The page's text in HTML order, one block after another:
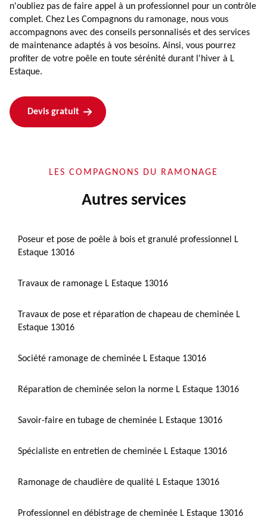
n'oubliez pas de faire appel à un professionnel pour un contrôle
complet. Chez Les Compagnons du ramonage, nous vous
accompagnons avec des conseils personnalisés et des services
de maintenance adaptés à vos besoins. Ainsi, vous pourrez
profiter de votre poêle en toute sérénité durant l'hiver à L
Estaque.
Devis gratuit
LES COMPAGNONS DU RAMONAGE
Autres services
Poseur et pose de poêle à bois et granulé professionnel L
Estaque 13016
Travaux de ramonage L Estaque 13016
Travaux de pose et réparation de chapeau de cheminée L
Estaque 13016
Société ramonage de cheminée L Estaque 13016
Réparation de cheminée selon la norme L Estaque 13016
Savoir-faire en tubage de cheminée L Estaque 13016
Spécialiste en entretien de cheminée L Estaque 13016
Ramonage de chaudière de qualité L Estaque 13016
Professionnel en débistrage de cheminée L Estaque 13016